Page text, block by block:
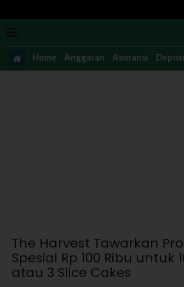
Home Anggaran Asuransi
The Harvest Tawarkan
Spesial Rp 100 Ribu untuk
atau 3 Slice Cakes